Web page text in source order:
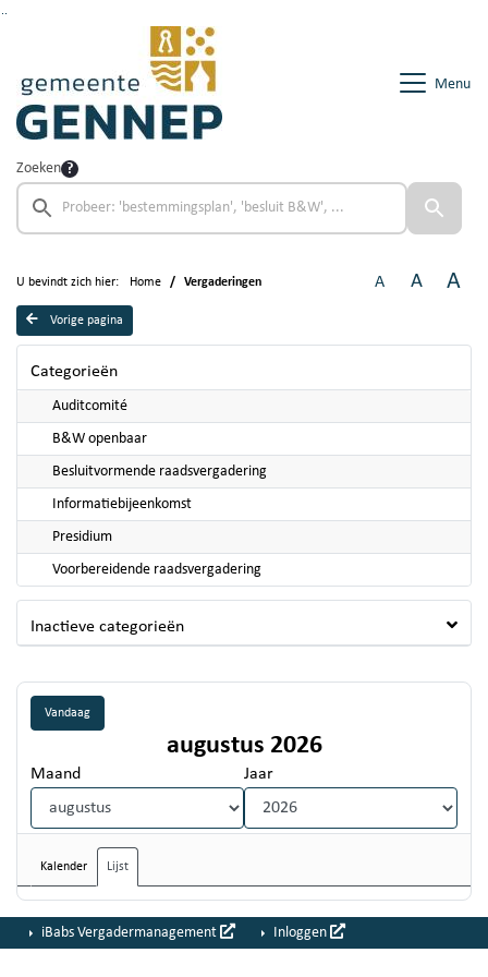
Menu
Zoeken
U bevindt zich hier: Home Vergaderingen A A A
Vorige pagina
Categorieën
Auditcomité
B&W openbaar
Besluitvormende raadsvergadering
Informatiebijeenkomst
Presidium
Voorbereidende raadsvergadering
Inactieve categorieën
Vandaag
augustus 2026
Maand Jaar
Kalender Lijst
iBabs Vergadermanagement Inloggen